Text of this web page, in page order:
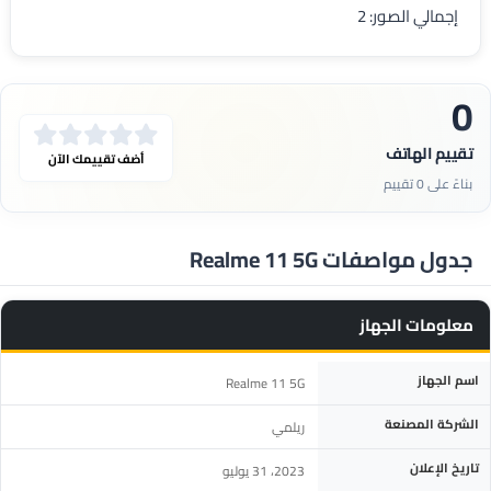
إجمالي الصور: 2
0
تقييم الهاتف
بناءً على 0 تقييم
أضف تقييمك الآن
جدول مواصفات Realme 11 5G
معلومات الجهاز
المواصفةالتفاصيلاسم الجهاز Realme 11 5G
الشركة المصنعة ريلمي
تاريخ الإعلان 2023، 31 يوليو